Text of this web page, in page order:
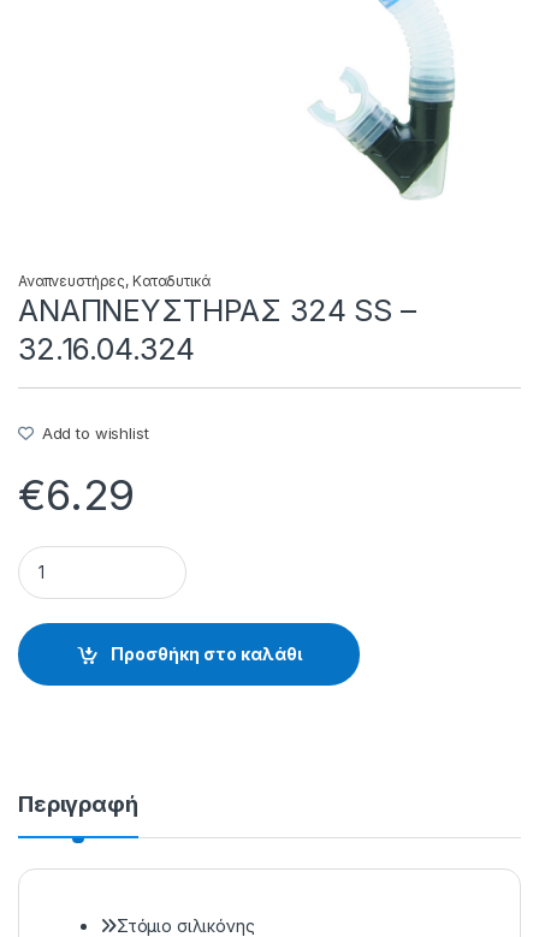
Αναπνευστήρες, Καταδυτικά
ΑΝΑΠΝΕΥΣΤΗΡΑΣ 324 SS –
32.16.04.324
Add to wishlist
€6.29
ΑΝΑΠΝΕΥΣΤΗΡΑΣ 324 SS - 32.16.04.324 quantity
Προσθήκη στο καλάθι
Περιγραφή
Στόμιο σιλικόνης